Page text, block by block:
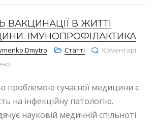
міський
ПМСД"
ВАКЦИНАЦІЇ В ЖИТТІ
ІМУНОПРОФІЛАКТИКА
Dmytro Статті
Коментарі
проблемою сучасної медицини є
на інфекційну патологію.
науковій медичній спільноті